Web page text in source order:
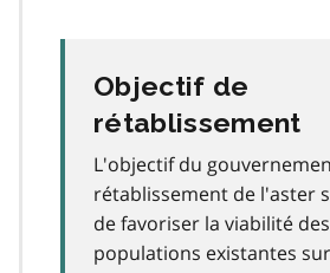
Objectif de
rétablissement
L'objectif du
rétablissement de l'aster
de favoriser la viabilité des
populations existantes